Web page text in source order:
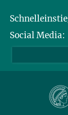
Publikationen
Max-Planck-
Social Media: